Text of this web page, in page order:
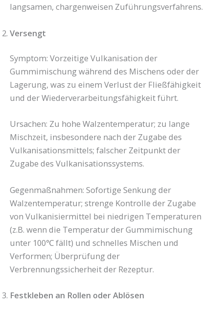
langsamen, chargenweisen Zuführungsverfahrens.
Versengt
Symptom: Vorzeitige Vulkanisation der
Gummimischung während des Mischens oder der
Lagerung, was zu einem Verlust der Fließfähigkeit
und der Wiederverarbeitungsfähigkeit führt.
Ursachen: Zu hohe Walzentemperatur; zu lange
Mischzeit, insbesondere nach der Zugabe des
Vulkanisationsmittels; falscher Zeitpunkt der
Zugabe des Vulkanisationssystems.
Gegenmaßnahmen: Sofortige Senkung der
Walzentemperatur; strenge Kontrolle der Zugabe
von Vulkanisiermittel bei niedrigen Temperaturen
(z.B. wenn die Temperatur der Gummimischung
unter 100℃ fällt) und schnelles Mischen und
Verformen; Überprüfung der
Verbrennungssicherheit der Rezeptur.
Festkleben an Rollen oder Ablösen